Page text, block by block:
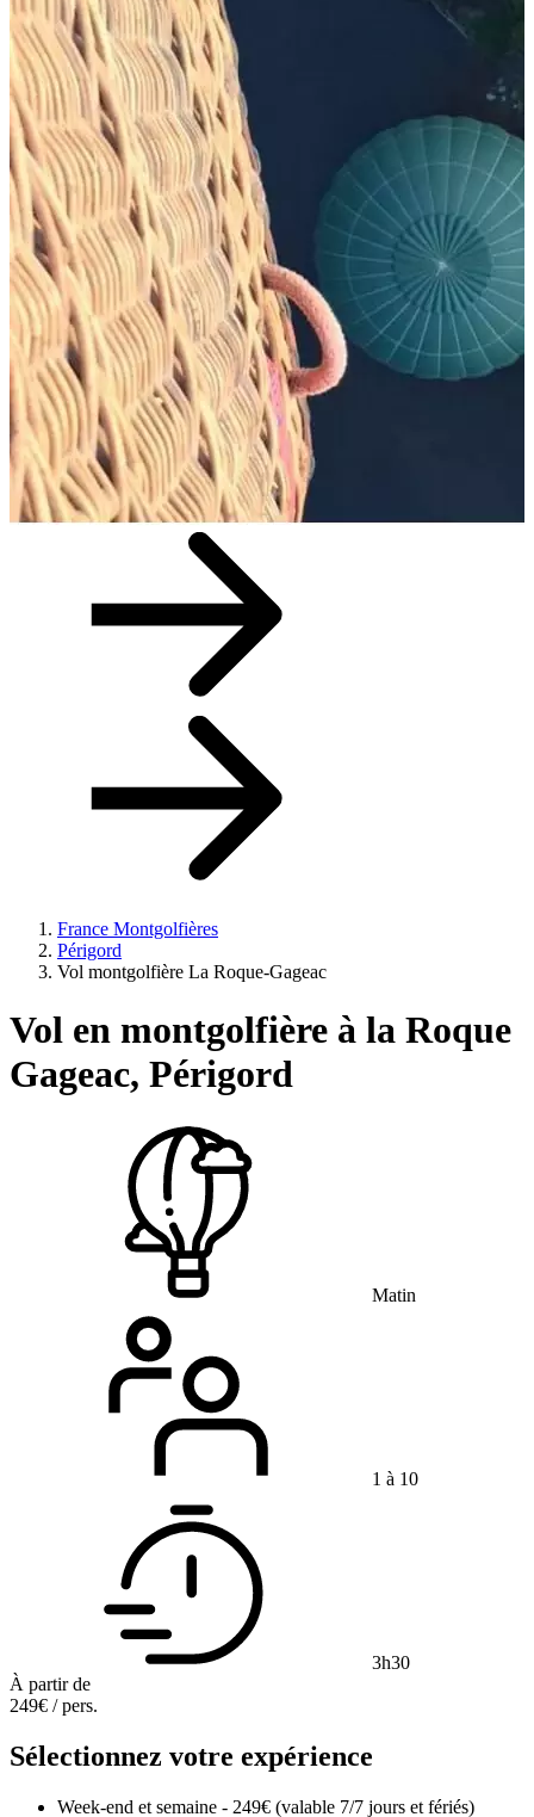
France Montgolfières
Périgord
Vol montgolfière La Roque-Gageac
Vol en montgolfière à la Roque
Gageac, Périgord
Matin
1 à 10
3h30
À partir de
249€ / pers.
Sélectionnez votre expérience
Week-end et semaine - 249€ (valable 7/7 jours et fériés)